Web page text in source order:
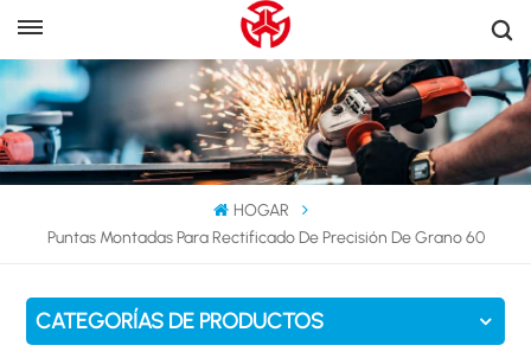
HOGAR
Puntas Montadas Para Rectificado De Precisión De Grano 60
CATEGORÍAS DE PRODUCTOS